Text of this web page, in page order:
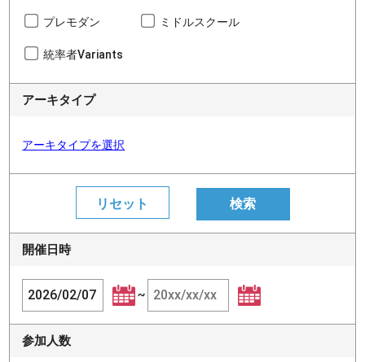
プレモダン ミドルスクール
統率者Variants
アーキタイプ
アーキタイプを選択
開催日時
~
参加人数